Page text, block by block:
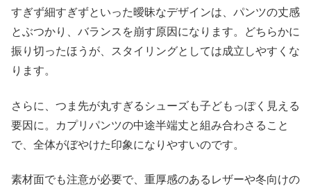
すぎず細すぎずといった曖昧なデザインは、パンツの丈感
とぶつかり、バランスを崩す原因になります。どちらかに
振り切ったほうが、スタイリングとしては成立しやすくな
ります。
さらに、つま先が丸すぎるシューズも子どもっぽく見える
要因に。カプリパンツの中途半端丈と組み合わさること
で、全体がぼやけた印象になりやすいのです。
素材面でも注意が必要で、重厚感のあるレザーや冬向けの